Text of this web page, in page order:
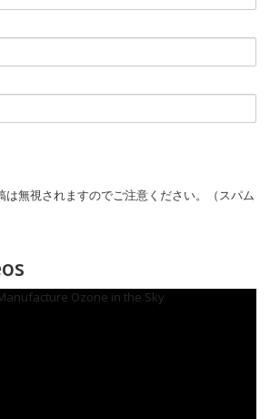
は無視されますのでご注意ください。（スパム